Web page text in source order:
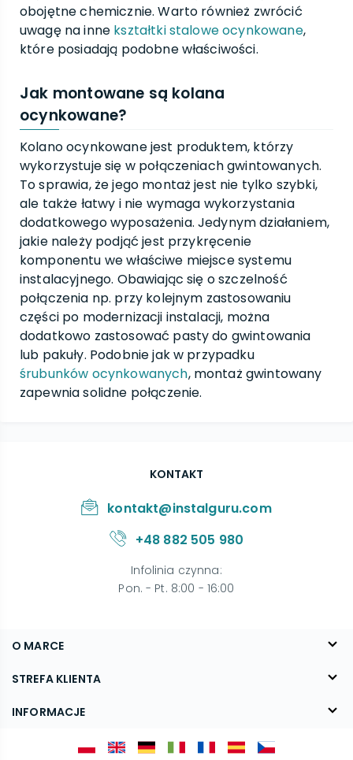
obojętne chemicznie. Warto również zwrócić
uwagę na inne kształtki stalowe ocynkowane,
które posiadają podobne właściwości.
Jak montowane są kolana
ocynkowane?
Kolano ocynkowane jest produktem, którzy
wykorzystuje się w połączeniach gwintowanych.
To sprawia, że jego montaż jest nie tylko szybki,
ale także łatwy i nie wymaga wykorzystania
dodatkowego wyposażenia. Jedynym działaniem,
jakie należy podjąć jest przykręcenie
komponentu we właściwe miejsce systemu
instalacyjnego. Obawiając się o szczelność
połączenia np. przy kolejnym zastosowaniu
części po modernizacji instalacji, można
dodatkowo zastosować pasty do gwintowania
lub pakuły. Podobnie jak w przypadku
śrubunków ocynkowanych, montaż gwintowany
zapewnia solidne połączenie.
O MARCE
O nas
Blog
STREFA KLIENTA
FAQ
INFORMACJE
KONTAKT
kontakt@instalguru.com
+48 882 505 980
Infolinia czynna:
Pon. - Pt. 8:00 - 16:00